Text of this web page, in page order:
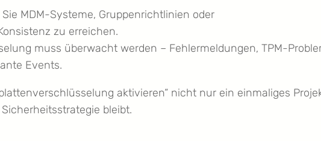
MDM-Systeme, Gruppenrichtlinien oder
zu erreichen.
muss überwacht werden – Fehlermeldungen, TPM-
Events.
aktivieren“ nicht nur ein einmaliges
bleibt.